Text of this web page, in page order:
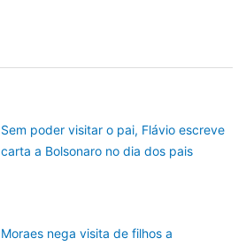
Sem poder visitar o pai, Flávio escreve
carta a Bolsonaro no dia dos pais
Moraes nega visita de filhos a